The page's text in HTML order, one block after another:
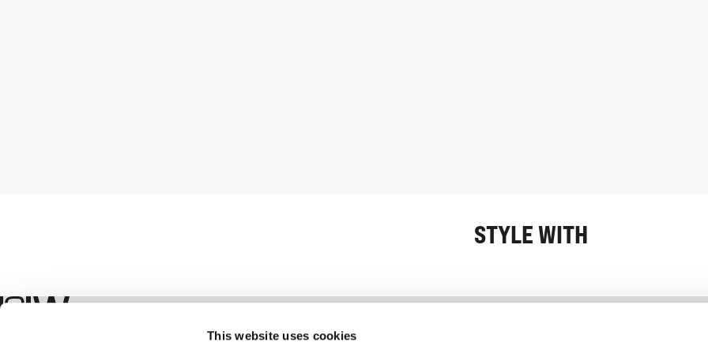
This website uses cookies
STYLE WITH